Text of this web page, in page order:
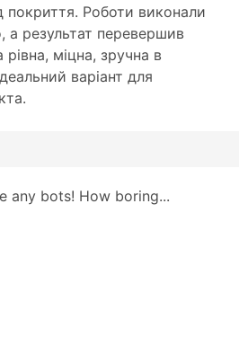
покриття. Роботи виконали
а результат перевершив
рівна, міцна, зручна в
варіант для
any bots! How boring...